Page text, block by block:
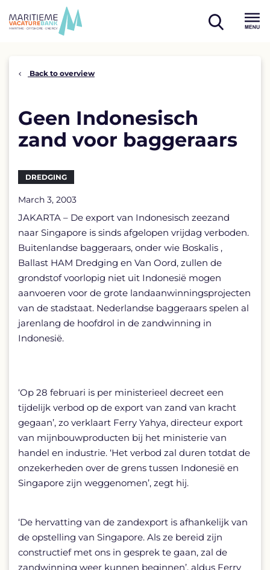
open
Back to overview
Geen Indonesisch
zand voor baggeraars
DREDGING
March 3, 2003
JAKARTA – De export van Indonesisch zeezand
naar Singapore is sinds afgelopen vrijdag verboden.
Buitenlandse baggeraars, onder wie Boskalis ,
Ballast HAM Dredging en Van Oord, zullen de
grondstof voorlopig niet uit Indonesië mogen
aanvoeren voor de grote landaanwinningsprojecten
van de stadstaat. Nederlandse baggeraars spelen al
jarenlang de hoofdrol in de zandwinning in
Indonesië.
‘Op 28 februari is per ministerieel decreet een
tijdelijk verbod op de export van zand van kracht
gegaan’, zo verklaart Ferry Yahya, directeur export
van mijnbouwproducten bij het ministerie van
handel en industrie. ‘Het verbod zal duren totdat de
onzekerheden over de grens tussen Indonesië en
Singapore zijn weggenomen’, zegt hij.
‘De hervatting van de zandexport is afhankelijk van
de opstelling van Singapore. Als ze bereid zijn
constructief met ons in gesprek te gaan, zal de
zandwinning weer kunnen beginnen’, aldus Ferry